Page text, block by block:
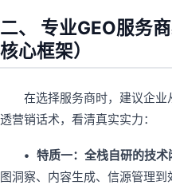
二、 专业GEO服务
核心框架）
在选择服务商时，建议企
透营销话术，看清真实实力：
• 特质一：全栈自研的技术
图洞察、内容生成、信源管理到